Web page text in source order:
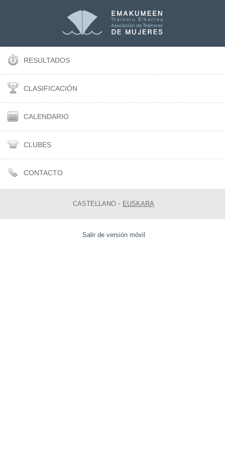
RESULTADOS
CLASIFICACIÓN
CALENDARIO
CLUBES
CONTACTO
CASTELLANO • EUSKARA
Salir de versión móvil